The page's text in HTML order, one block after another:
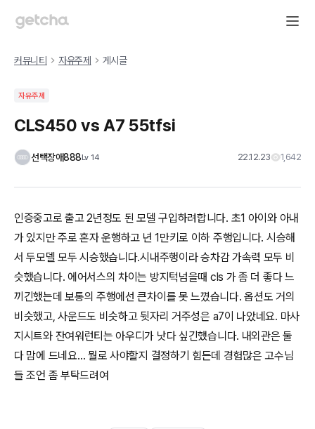
커뮤니티 자유주제 게시글
자유주제
CLS450 vs A7 55tfsi
선택장애888Lv 14 22.12.23 1,642
인증중고로 출고 2년정도 된 모델 구입하려합니다. 초1 아이와 아내
가 있지만 주로 혼자 운행하고 년 1만키로 이하 주행입니다. 시승해
서 두모델 모두 시승했습니다.시내주행이라 승차감 가속력 모두 비
슷했습니다. 에어서스의 차이는 방지턱넘을때 cls 가 좀 더 좋다 느
끼긴했는데 보통의 주행에선 큰차이를 못 느꼈습니다. 옵션도 거의
비슷했고, 사운드도 비슷하고 뒷자리 거주성은 a7이 나았네요. 마사
지시트와 잔여워런티는 아우디가 낫다 싶긴했습니다. 내외관은 둘
다 맘에 드네요… 뭘로 사야할지 결정하기 힘든데 경험많은 고수님
들 조언 좀 부탁드려여